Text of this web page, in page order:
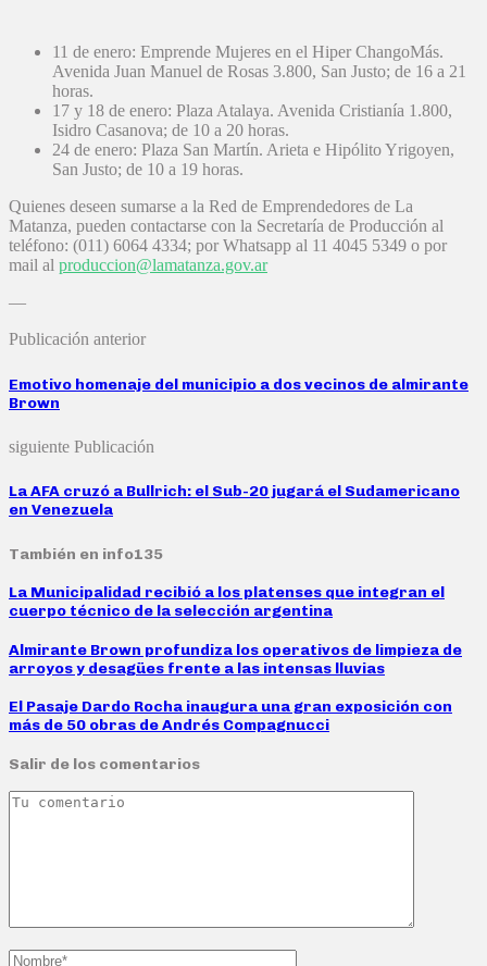
11 de enero: Emprende Mujeres en el Hiper ChangoMás.
Avenida Juan Manuel de Rosas 3.800, San Justo; de 16 a 21
horas.
17 y 18 de enero: Plaza Atalaya. Avenida Cristianía 1.800,
Isidro Casanova; de 10 a 20 horas.
24 de enero: Plaza San Martín. Arieta e Hipólito Yrigoyen,
San Justo; de 10 a 19 horas.
Quienes deseen sumarse a la Red de Emprendedores de La
Matanza, pueden contactarse con la Secretaría de Producción al
teléfono: (011) 6064 4334; por Whatsapp al 11 4045 5349 o por
mail al produccion@lamatanza.gov.ar
—
Publicación anterior
Emotivo homenaje del municipio a dos vecinos de almirante
Brown
siguiente Publicación
La AFA cruzó a Bullrich: el Sub-20 jugará el Sudamericano
en Venezuela
También en info135
La Municipalidad recibió a los platenses que integran el
cuerpo técnico de la selección argentina
Almirante Brown profundiza los operativos de limpieza de
arroyos y desagües frente a las intensas lluvias
El Pasaje Dardo Rocha inaugura una gran exposición con
más de 50 obras de Andrés Compagnucci
Salir de los comentarios